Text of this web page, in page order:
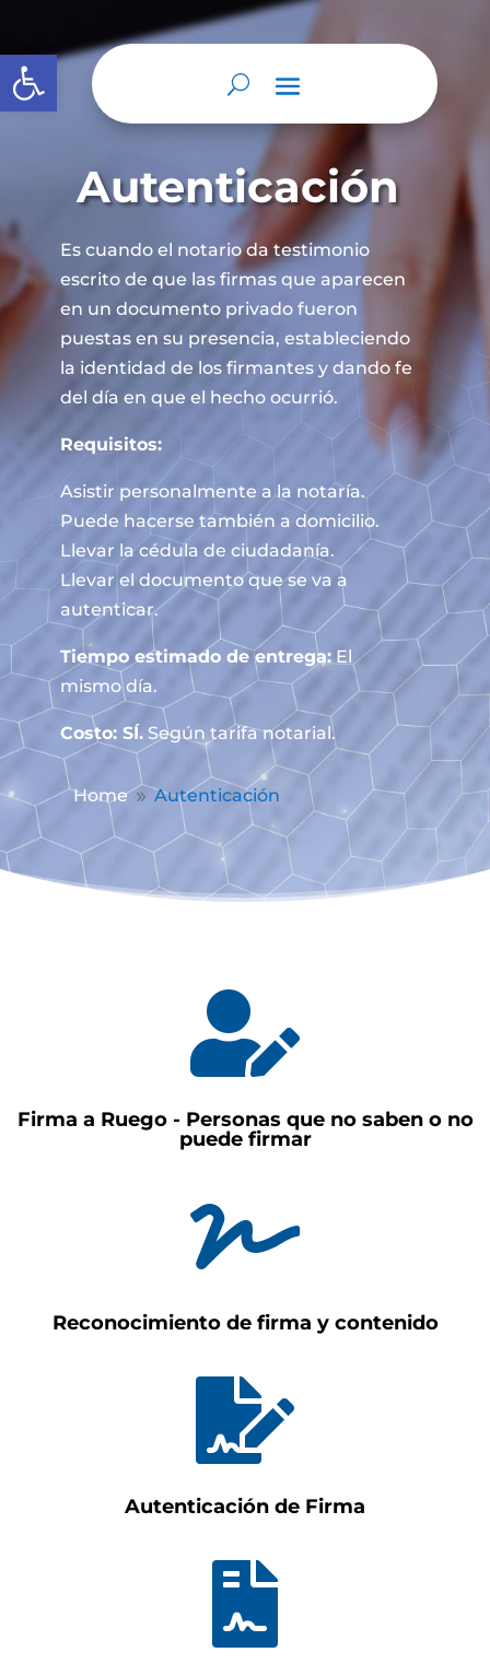
Abrir barra de herramientas
Autenticación
Es cuando el notario da testimonio
escrito de que las firmas que aparecen
en un documento privado fueron
puestas en su presencia, estableciendo
la identidad de los firmantes y dando fe
del día en que el hecho ocurrió.
Requisitos:
Asistir personalmente a la notaría.
Puede hacerse también a domicilio.
Llevar la cédula de ciudadanía.
Llevar el documento que se va a
autenticar.
Tiempo estimado de entrega:El
mismo día.
Costo: SÍ.Según tarifa notarial.
Home 9 Autenticación

Firma a Ruego - Personas que no saben o no
puede firmar

Reconocimiento de firma y contenido

Autenticación de Firma
